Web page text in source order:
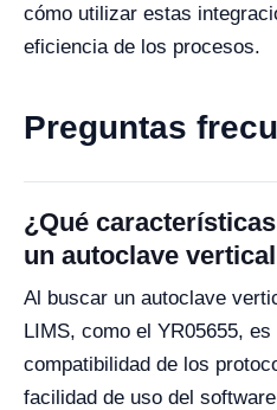
cómo utilizar estas
eficiencia de los procesos.
Preguntas
¿Qué
un autoclave
Al buscar un autoclave
LIMS, como el YR05655,
compatibilidad de los
facilidad de uso del